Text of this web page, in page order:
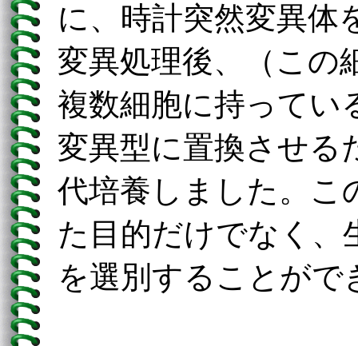
に、時計突然変異体
変異処理後、（この
複数細胞に持ってい
変異型に置換させる
代培養しました。こ
た目的だけでなく、
を選別することが